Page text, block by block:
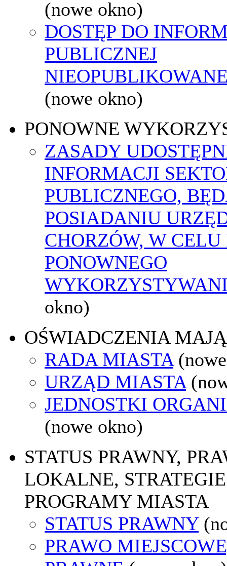
(nowe okno)
DOSTĘP DO
PUBLICZNEJ
(nowe okno)
PONOWNE
ZASADY
INFORMACJI
PUBLICZNEGO,
POSIADANIU
CHORZÓW, W
PONOWNEGO
okno)
OŚWIADCZENIA
RADA MIASTA
URZĄD MIASTA
JEDNOSTKI
(nowe okno)
STATUS PRAWNY,
LOKALNE,
PROGRAMY MIASTA
STATUS PRAWNY
PRAWO